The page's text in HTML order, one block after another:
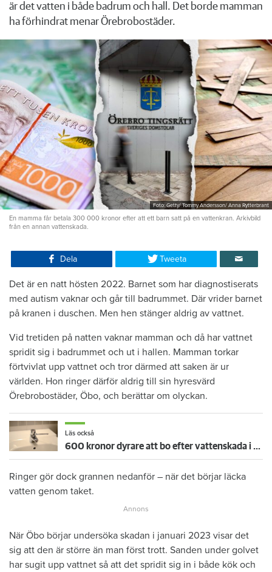
är det vatten i både badrum och hall. Det borde mamman
ha förhindrat menar Örebrobostäder.
Foto: Getty/ Tommy Andersson/ Anna Rytterbrant
En mamma får betala 300 000 kronor efter att ett barn satt på en vattenkran. Arkivbild
från en annan vattenskada.
Dela Tweeta
Det är en natt hösten 2022. Barnet som har diagnostiserats
med autism vaknar och går till badrummet. Där vrider barnet
på kranen i duschen. Men hen stänger aldrig av vattnet.
Vid tretiden på natten vaknar mamman och då har vattnet
spridit sig i badrummet och ut i hallen. Mamman torkar
förtvivlat upp vattnet och tror därmed att saken är ur
världen. Hon ringer därför aldrig till sin hyresvärd
Örebrobostäder, Öbo, och berättar om olyckan.
Läs också
600 kronor dyrare att bo efter vattenskada i Varberg
Ringer gör dock grannen nedanför – när det börjar läcka
vatten genom taket.
När Öbo börjar undersöka skadan i januari 2023 visar det
sig att den är större än man först trott. Sanden under golvet
har sugit upp vattnet så att det spridit sig in i både kök och